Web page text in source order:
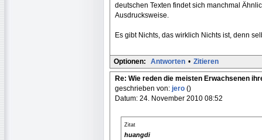
deutschen Texten findet sich manchmal
Ausdrucksweise.
Es gibt Nichts, das wirklich Nichts ist, denn
Optionen: Antworten • Zitieren
Re: Wie reden die meisten Erwachsenen
geschrieben von: jero ()
Datum: 24. November 2010 08:52
Zitat
huangdi